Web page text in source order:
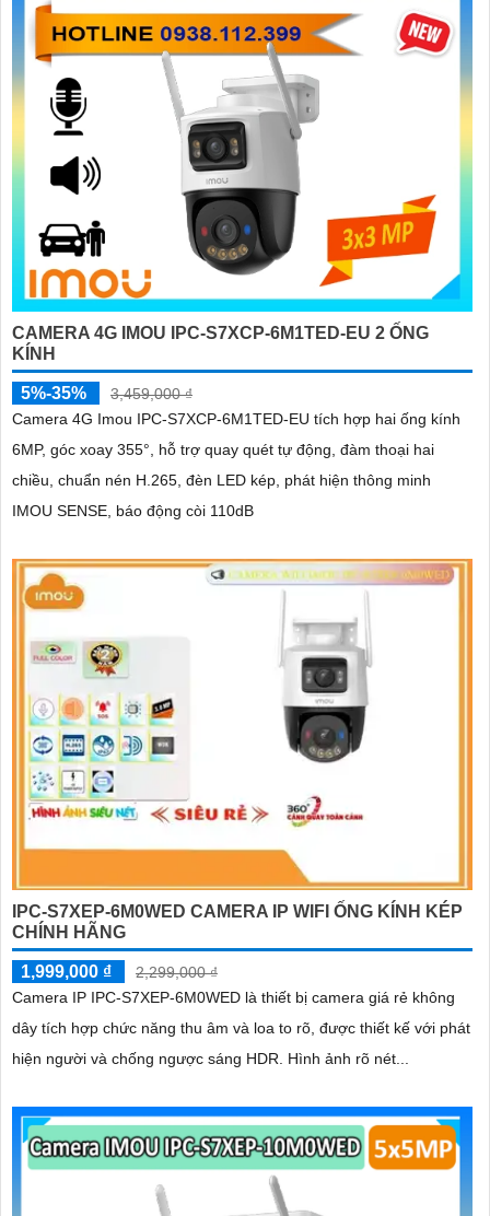
CAMERA 4G IMOU IPC-S7XCP-6M1TED-EU 2 ỐNG
KÍNH
5%-35%
3,459,000 ₫
Camera 4G Imou IPC-S7XCP-6M1TED-EU tích hợp hai ống kính
6MP, góc xoay 355°, hỗ trợ quay quét tự động, đàm thoại hai
chiều, chuẩn nén H.265, đèn LED kép, phát hiện thông minh
IMOU SENSE, báo động còi 110dB
IPC-S7XEP-6M0WED CAMERA IP WIFI ỐNG KÍNH KÉP
CHÍNH HÃNG
1,999,000 ₫
2,299,000 ₫
Camera IP IPC-S7XEP-6M0WED là thiết bị camera giá rẻ không
dây tích hợp chức năng thu âm và loa to rõ, được thiết kế với phát
hiện người và chống ngược sáng HDR. Hình ảnh rõ nét...